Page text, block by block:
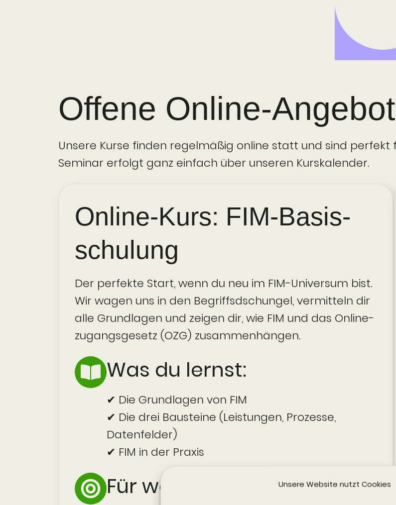
Unsere Website nutzt Cookies
Offene Online-
Unsere Kurse finden regelmäßig online statt und sind
Seminar erfolgt ganz einfach über unseren Kurskalender.
Online-Kurs: FIM-Basis­
schulung
Der perfekte Start, wenn du neu im FIM-Universum bist.
Wir wagen uns in den Begriffsdschungel, vermitteln dir
alle Grundlagen und zeigen dir, wie FIM und das Online­
zugangs­gesetz (OZG) zusammen­hängen.
Was du lernst:
✔ Die Grundlagen von FIM
✔ Die drei Bausteine (Leistungen, Prozesse,
Datenfelder)
✔ FIM in der Praxis
Für wen?